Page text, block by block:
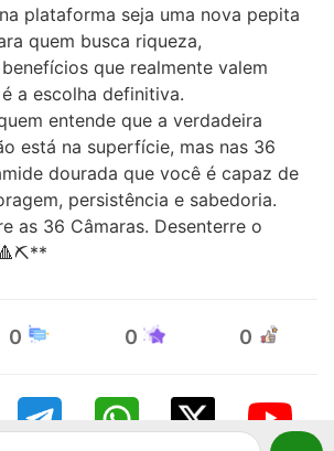
plataforma seja uma nova pepita
quem busca riqueza,
que realmente valem
é a escolha definitiva.
entende que a verdadeira
está na superfície, mas nas 36
dourada que você é capaz de
persistência e sabedoria.
as 36 Câmaras. Desenterre o
0 0 0